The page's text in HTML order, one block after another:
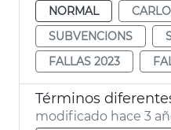
NORMAL
SUBVENCIONS
FALLAS 2023
modificado hace 3